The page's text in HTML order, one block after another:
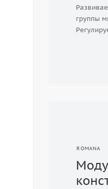
группы
ROMANA